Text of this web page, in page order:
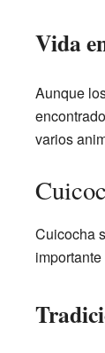
Vida
Aunque
varios
Cuicocha